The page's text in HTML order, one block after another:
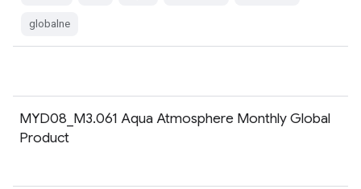
globalne
MYD08_M3.061 Aqua Atmosphere Monthly Global
Product